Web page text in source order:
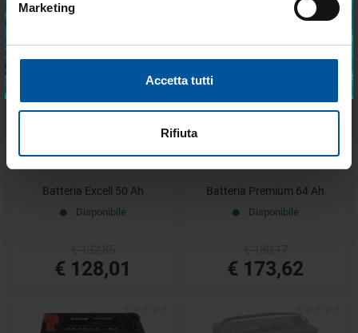
Marketing
Accetta tutti
Rifiuta
€ 287,10 € 357,33
- 4%
Batteria Excell 50 Ah
Disponibile
€ 128,01
- 4%
Batteria Premium 64 Ah
Disponibile
€ 173,62